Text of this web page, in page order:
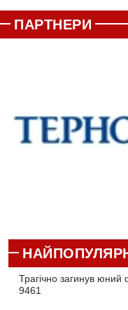
ПАРТНЕРИ
Трагічно загинув юний
9461